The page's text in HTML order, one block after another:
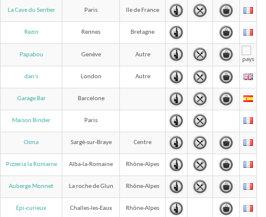
La Cave du Sentier Paris Ile de France
Rezin Rennes Bretagne
Papabou Genève Autre
dan's London Autre
Garage Bar Barcelone
Maison Binder Paris
Osma Sargé-sur-Braye Centre
Pizzeria la Romaine Alba-la-Romaine Rhône-Alpes
Auberge Monnet La roche de Glun Rhône-Alpes
Epi-curieux Challes-les-Eaux Rhône-Alpes